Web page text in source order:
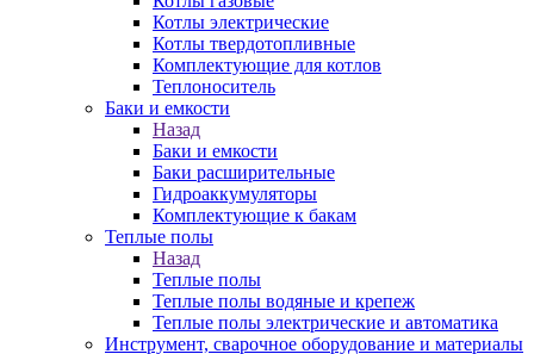
Котлы электрические
Котлы твердотопливные
Комплектующие для котлов
Теплоноситель
Баки и емкости
Назад
Баки и емкости
Баки расширительные
Гидроаккумуляторы
Комплектующие к бакам
Теплые полы
Назад
Теплые полы
Теплые полы водяные и крепеж
Теплые полы электрические и автоматика
Инструмент, сварочное оборудование и материалы